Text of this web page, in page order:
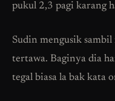
pukul 2,3 pagi karang
Sudin mengusik
tertawa. Baginya dia
tegal biasa la bak kata